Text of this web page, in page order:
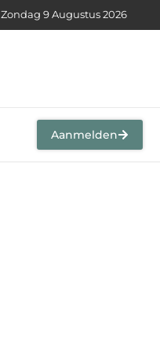
Zondag 9 Augustus 2026
Aanmelden